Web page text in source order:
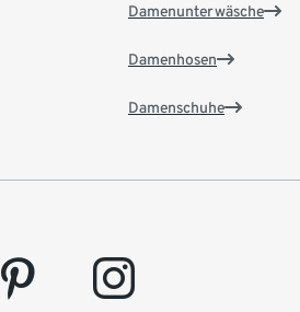
Damenunterwäsche
Damenhosen
Damenschuhe
pinterest instagram